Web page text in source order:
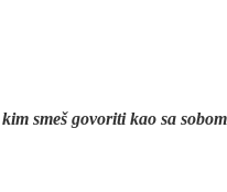
smeš govoriti kao sa